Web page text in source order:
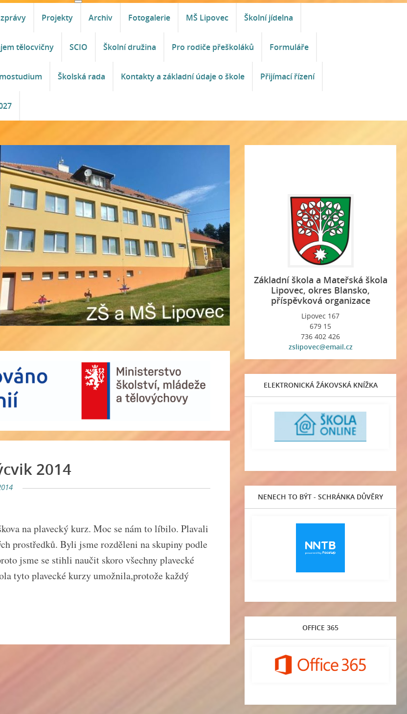
Projekty Archiv Fotogalerie MŠ Lipovec Školní jídelna
tělocvičny SCIO Školní družina Pro rodiče přeškoláků Formuláře
Školská rada Kontakty a základní údaje o škole Přijímací řízení
2014
na plavecký kurz. Moc se nám to líbilo. Plavali
prostředků. Byli jsme rozděleni na skupiny podle
jsme se stihli naučit skoro všechny plavecké
tyto plavecké kurzy umožnila,protože každý
Základní škola a Mateřská škola
Lipovec, okres Blansko,
příspěvková organizace
Lipovec 167
679 15
736 402 426
zslipovec@email.cz
ELEKTRONICKÁ ŽÁKOVSKÁ KNÍŽKA
NENECH TO BÝT - SCHRÁNKA DŮVĚRY
OFFICE 365